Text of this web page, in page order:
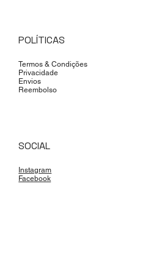
POLÍTICAS
Termos & Condições
Privacidade
Envios
Reembolso
SOCIAL
Instagram
Facebook